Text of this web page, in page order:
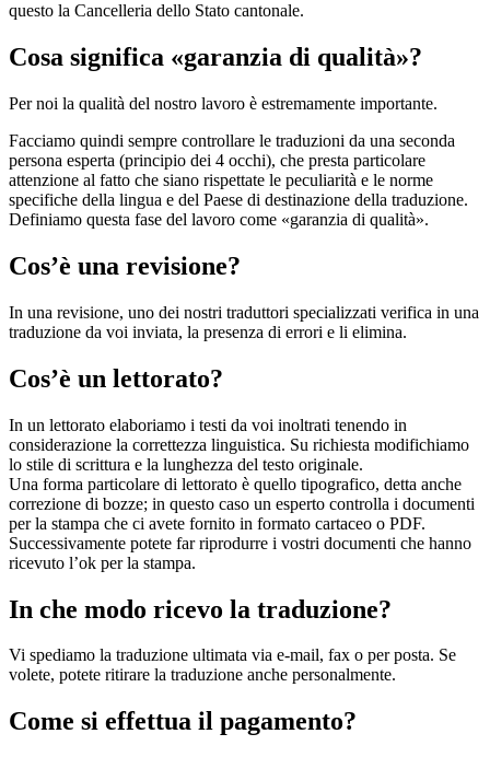
questo la Cancelleria dello Stato cantonale.
Cosa significa «garanzia di qualità»?
Per noi la qualità del nostro lavoro è estremamente importante.
Facciamo quindi sempre controllare le traduzioni da una seconda
persona esperta (principio dei 4 occhi), che presta particolare
attenzione al fatto che siano rispettate le peculiarità e le norme
specifiche della lingua e del Paese di destinazione della traduzione.
Definiamo questa fase del lavoro come «garanzia di qualità».
Cos’è una revisione?
In una revisione, uno dei nostri traduttori specializzati verifica in una
traduzione da voi inviata, la presenza di errori e li elimina.
Cos’è un lettorato?
In un lettorato elaboriamo i testi da voi inoltrati tenendo in
considerazione la correttezza linguistica. Su richiesta modifichiamo
lo stile di scrittura e la lunghezza del testo originale.
Una forma particolare di lettorato è quello tipografico, detta anche
correzione di bozze; in questo caso un esperto controlla i documenti
per la stampa che ci avete fornito in formato cartaceo o PDF.
Successivamente potete far riprodurre i vostri documenti che hanno
ricevuto l’ok per la stampa.
In che modo ricevo la traduzione?
Vi spediamo la traduzione ultimata via e-mail, fax o per posta. Se
volete, potete ritirare la traduzione anche personalmente.
Come si effettua il pagamento?